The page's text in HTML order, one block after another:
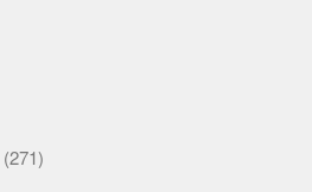
(271)